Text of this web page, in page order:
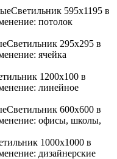
Светильник 595x1195 в
потолок
Светильник 295x295 в
ячейка
1200x100 в
линейное
Светильник 600x600 в
офисы, школы,
1000x1000 в
дизайнерские